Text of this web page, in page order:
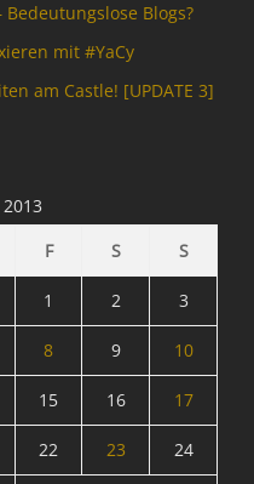
Blogs?
mit #YaCy
am Castle! [UPDATE 3]
2013
F S S
1 2 3
8 9 10
15 16 17
22 23 24